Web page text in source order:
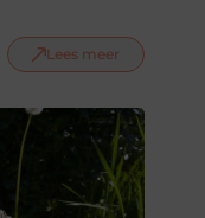
Lees meer